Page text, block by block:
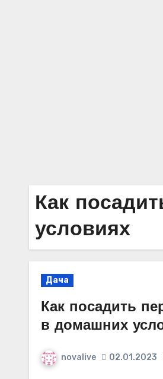
Как
условиях
Дача
Как посадить
в домашних
novalive 02.01.2023